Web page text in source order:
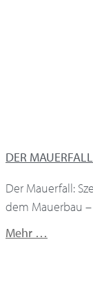
DER
Der Mauerfall:
dem Mauerbau
Mehr …